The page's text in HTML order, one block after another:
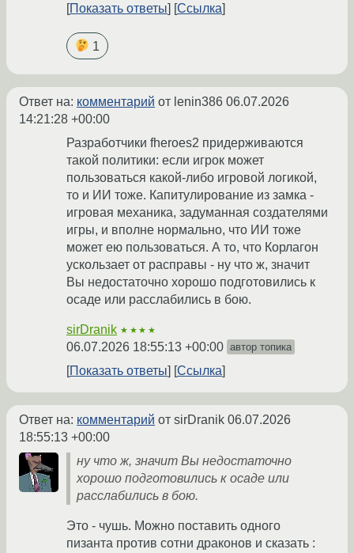
Показать ответы Ссылка
1
Ответ на: комментарий от lenin386 06.07.2026
14:21:28 +00:00
Разработчики fheroes2 придерживаются
такой политики: если игрок может
пользоваться какой-либо игровой логикой,
то и ИИ тоже. Капитулирование из замка -
игровая механика, задуманная создателями
игры, и вполне нормально, что ИИ тоже
может ею пользоваться. А то, что Корлагон
ускользает от расправы - ну что ж, значит
Вы недостаточно хорошо подготовились к
осаде или расслабились в бою.
sirDranik ★★★★
06.07.2026 18:55:13 +00:00 автор топика
Показать ответы Ссылка
Ответ на: комментарий от sirDranik 06.07.2026
18:55:13 +00:00
ну что ж, значит Вы недостаточно
хорошо подготовились к осаде или
расслабились в бою.
Это - чушь. Можно поставить одного
пизанта против сотни драконов и сказать :